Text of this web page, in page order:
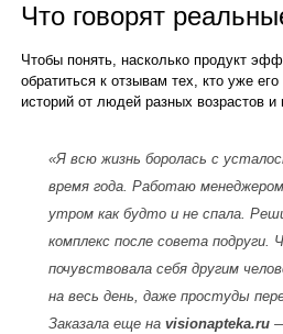
Что говорят
Чтобы понять, насколько продукт
обратиться к отзывам тех, кто уже
историй от людей разных возрастов и
«Я всю жизнь боролась с
время года. Работаю
утром как будто и не спала.
комплекс после совета подруги.
почувствовала себя другим
на весь день, даже простуды
Заказала еще наvisionapteka.ru